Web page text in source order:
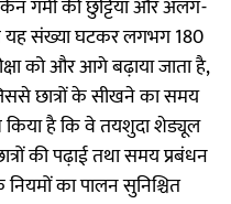
गर्मी की छुट्टियां और अलग-
यह संख्या घटकर लगभग 180
को और आगे बढ़ाया जाता है,
छात्रों के सीखने का समय
किया है कि वे तयशुदा शेड्यूल
की पढ़ाई तथा समय प्रबंधन
नियमों का पालन सुनिश्चित